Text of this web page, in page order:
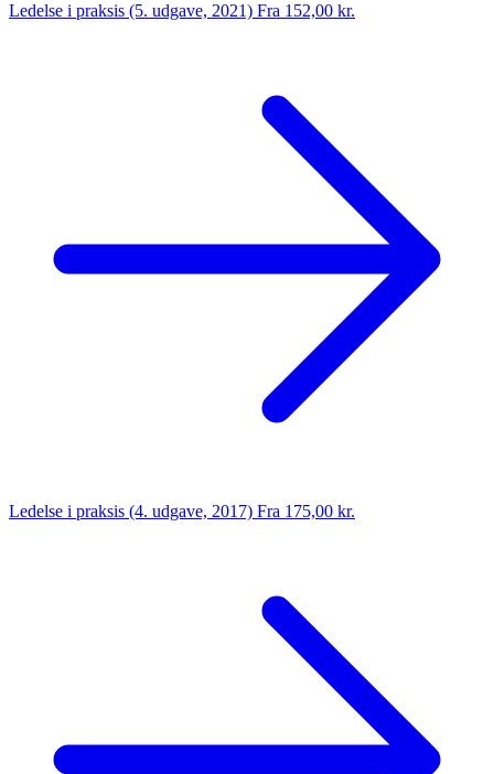
Ledelse i praksis (5. udgave, 2021) Fra 152,00 kr.
Ledelse i praksis (4. udgave, 2017) Fra 175,00 kr.